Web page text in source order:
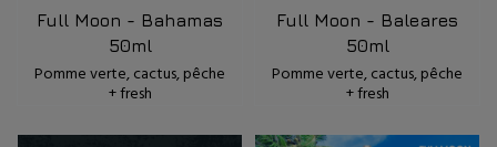
Full Moon - Bahamas
50ml
Pomme verte, cactus, pêche
+ fresh
Full Moon - Baleares
50ml
Pomme verte, cactus, pêche
+ fresh